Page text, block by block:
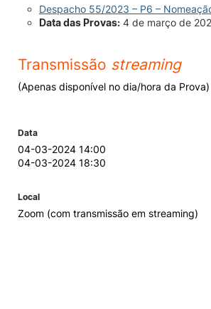
Elogio / Sugestão / Reclamação Contactos
Despacho 55/2023 – P6 –
Data das Provas: 4 de março de
Transmissão streaming
(Apenas disponível no dia/hora da Prova)
Data
04-03-2024 14:00
04-03-2024 18:30
Local
Zoom (com transmissão em streaming)